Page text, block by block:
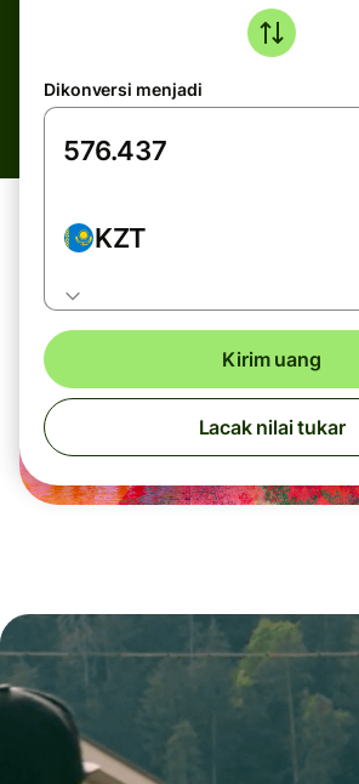
Dikonversi menjadi
KZT
Kirim uang
Lacak nilai tukar